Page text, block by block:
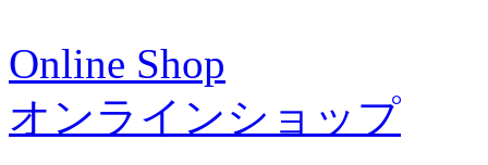
Online Shop
オンラインショップ